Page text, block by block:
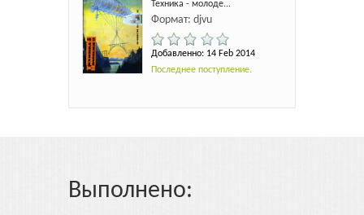
Техника - молоде...
Формат: djvu
Добавленно: 14 Feb 2014
Последнее поступление.
Выполнено: